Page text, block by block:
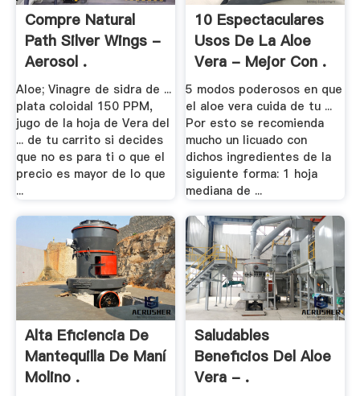
Compre Natural
Path Silver Wings -
Aerosol .
Aloe; Vinagre de sidra de ...
plata coloidal 150 PPM,
jugo de la hoja de Vera del
... de tu carrito si decides
que no es para ti o que el
precio es mayor de lo que
...
10 Espectaculares
Usos De La Aloe
Vera - Mejor Con .
5 modos poderosos en que
el aloe vera cuida de tu ...
Por esto se recomienda
mucho un licuado con
dichos ingredientes de la
siguiente forma: 1 hoja
mediana de ...
Alta Eficiencia De
Mantequilla De Maní
Molino .
Saludables
Beneficios Del Aloe
Vera - .